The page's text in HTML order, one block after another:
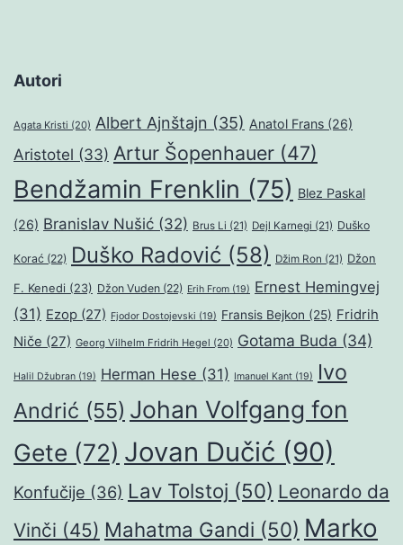
Autori
Agata Kristi (20) Albert Ajnštajn (35) Anatol Frans (26)
Aristotel (33) Artur Šopenhauer (47)
Bendžamin Frenklin (75) Blez Paskal
(26) Branislav Nušić (32) Brus Li (21) Dejl Karnegi (21) Duško
Korać (22) Duško Radović (58) Džim Ron (21) Džon
F. Kenedi (23) Džon Vuden (22) Erih From (19) Ernest Hemingvej
(31) Ezop (27) Fjodor Dostojevski (19) Fransis Bejkon (25) Fridrih
Niče (27) Georg Vilhelm Fridrih Hegel (20) Gotama Buda (34)
Halil Džubran (19) Herman Hese (31) Imanuel Kant (19)
Ivo
Andrić (55) Johan Volfgang fon
Gete (72) Jovan Dučić (90)
Konfučije (36) Lav Tolstoj (50) Leonardo da
Vinči (45) Mahatma Gandi (50) Marko